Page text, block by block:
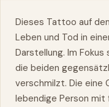
Dieses Tattoo auf
Leben und Tod in
Darstellung. Im
die beiden
verschmilzt. Die eine
lebendige Person mit